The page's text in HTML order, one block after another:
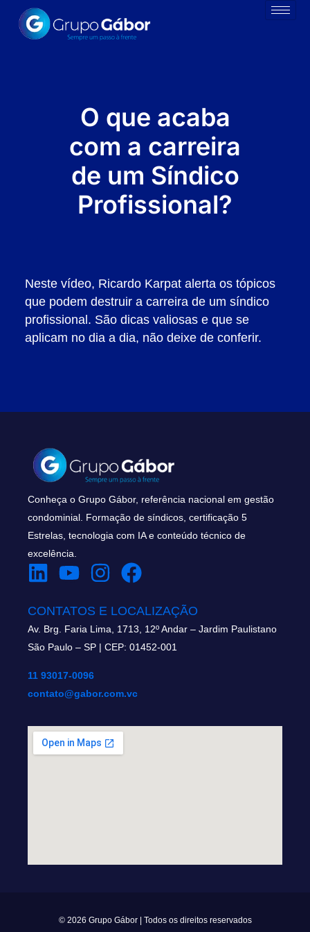
O que acaba
com a carreira
de um Síndico
Profissional?
Neste vídeo, Ricardo Karpat alerta os tópicos
que podem destruir a carreira de um síndico
profissional. São dicas valiosas e que se
aplicam no dia a dia, não deixe de conferir.
Conheça o Grupo Gábor, referência nacional em gestão
condominial. Formação de síndicos, certificação 5
Estrelas, tecnologia com IA e conteúdo técnico de
excelência.
CONTATOS E LOCALIZAÇÃO
Av. Brg. Faria Lima, 1713, 12º Andar – Jardim Paulistano
São Paulo – SP | CEP: 01452-001
11 93017-0096
contato@gabor.com.vc
© 2026 Grupo Gábor | Todos os direitos reservados